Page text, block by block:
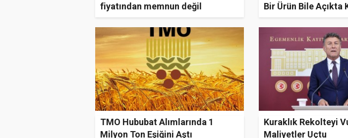
fiyatından memnun değil
Bir Ürün Bile Açıkta
TMO Hububat Alımlarında 1
Milyon Ton Eşiğini Aştı
Kuraklık Rekolteyi
Maliyetler Uçtu